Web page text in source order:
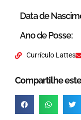
Data de
Ano de Posse:
Currículo Lattes
Compartilhe